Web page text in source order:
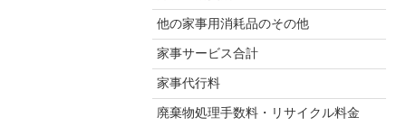
他の家事用消耗品のその他
家事サービス合計
家事代行料
廃棄物処理手数料・リサイクル料金